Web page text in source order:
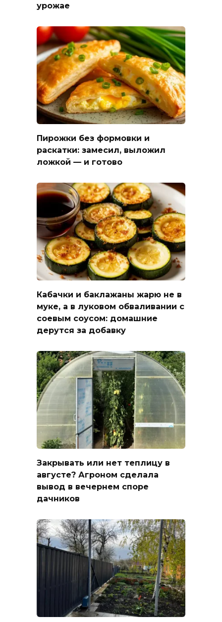
урожае
Пирожки без формовки и
раскатки: замесил, выложил
ложкой — и готово
Кабачки и баклажаны жарю не в
муке, а в луковом обваливании с
соевым соусом: домашние
дерутся за добавку
Закрывать или нет теплицу в
августе? Агроном сделала
вывод в вечернем споре
дачников